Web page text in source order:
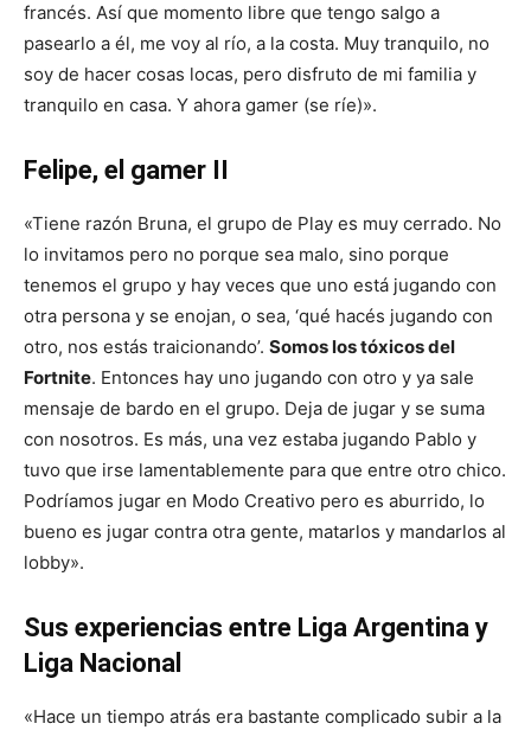
francés. Así que momento libre que tengo salgo a
pasearlo a él, me voy al río, a la costa. Muy tranquilo, no
soy de hacer cosas locas, pero disfruto de mi familia y
tranquilo en casa. Y ahora gamer (se ríe)».
Felipe, el gamer II
«Tiene razón Bruna, el grupo de Play es muy cerrado. No
lo invitamos pero no porque sea malo, sino porque
tenemos el grupo y hay veces que uno está jugando con
otra persona y se enojan, o sea, ‘qué hacés jugando con
otro, nos estás traicionando’. Somos los tóxicos del
Fortnite. Entonces hay uno jugando con otro y ya sale
mensaje de bardo en el grupo. Deja de jugar y se suma
con nosotros. Es más, una vez estaba jugando Pablo y
tuvo que irse lamentablemente para que entre otro chico.
Podríamos jugar en Modo Creativo pero es aburrido, lo
bueno es jugar contra otra gente, matarlos y mandarlos al
lobby».
Sus experiencias entre Liga Argentina y
Liga Nacional
«Hace un tiempo atrás era bastante complicado subir a la